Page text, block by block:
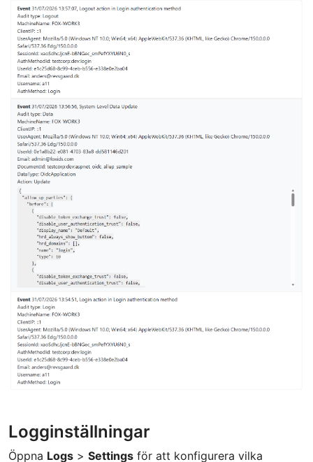
Logginställningar
Öppna Logs > Settings för att konfigurera vilka